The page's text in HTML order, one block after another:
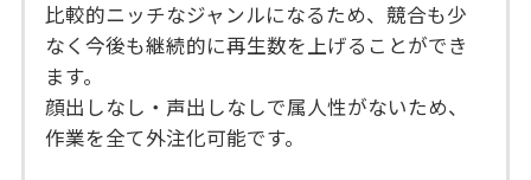
比較的ニッチなジャンルになるため、競合も少
なく今後も継続的に再生数を上げることができ
ます。
顔出しなし・声出しなしで属人性がないため、
作業を全て外注化可能です。